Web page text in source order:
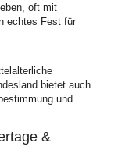
oft mit
echtes Fest für
bietet auch
und
&